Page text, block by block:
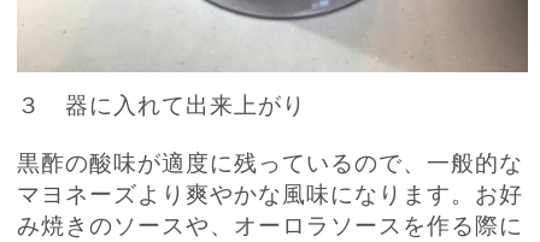
３ 器に入れて出来上がり
黒酢の酸味が適度に残っているので、一般的な
マヨネーズより爽やかな風味になります。お好
み焼きのソースや、オーロラソースを作る際に